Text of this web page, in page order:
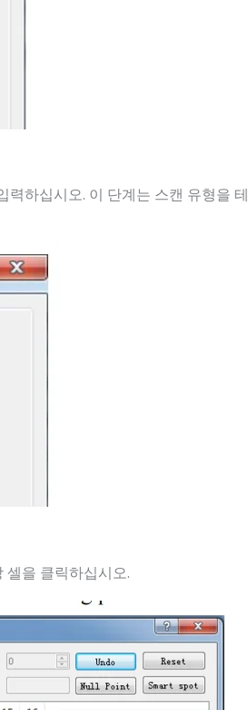
하십시오. 이 단계는 스캔 유형을 테
을 클릭하십시오.